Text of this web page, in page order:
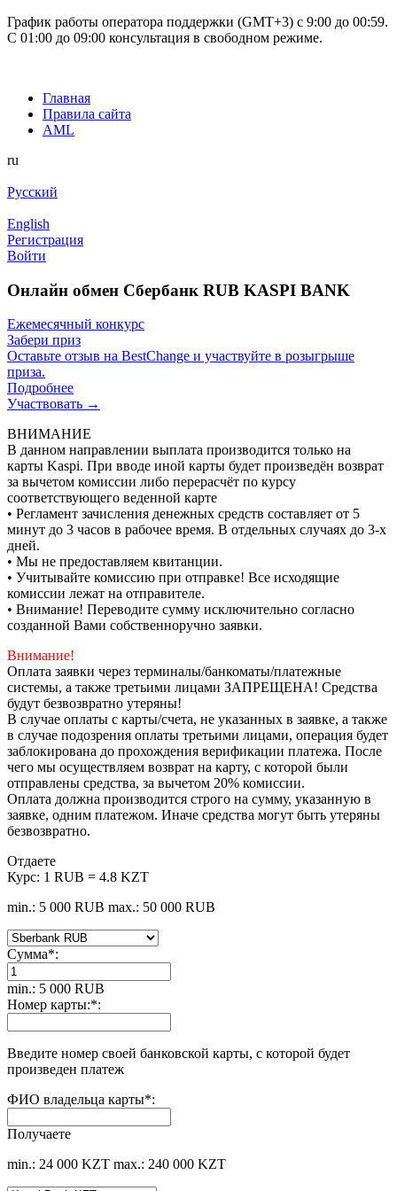
График работы оператора поддержки (GMT+3) c 9:00 до 00:59.
С 01:00 до 09:00 консультация в свободном режиме.
Главная
Правила сайта
AML
ru
Русский
English
Регистрация
Войти
Онлайн обмен Сбербанк RUB KASPI BANK
Ежемесячный конкурс
Забери приз
Оставьте отзыв на BestChange и участвуйте в розыгрыше
приза.
Подробнее
Участвовать →
ВНИМАНИЕ
В данном направлении выплата производится только на
карты Kaspi. При вводе иной карты будет произведён возврат
за вычетом комиссии либо перерасчёт по курсу
соответствующего веденной карте
• Регламент зачисления денежных средств составляет от 5
минут до 3 часов в рабочее время. В отдельных случаях до 3-х
дней.
• Мы не предоставляем квитанции.
• Учитывайте комиссию при отправке! Все исходящие
комиссии лежат на отправителе.
• Внимание! Переводите сумму исключительно согласно
созданной Вами собственноручно заявки.
Внимание!
Оплата заявки через терминалы/банкоматы/платежные
системы, а также третьими лицами ЗАПРЕЩЕНА! Средства
будут безвозвратно утеряны!
В случае оплаты с карты/счета, не указанных в заявке, а также
в случае подозрения оплаты третьими лицами, операция будет
заблокирована до прохождения верификации платежа. После
чего мы осуществляем возврат на карту, с которой были
отправлены средства, за вычетом 20% комиссии.
Оплата должна производится строго на сумму, указанную в
заявке, одним платежом. Иначе средства могут быть утеряны
безвозвратно.
Отдаете
Курс: 1 RUB = 4.8 KZT
min.: 5 000 RUB max.: 50 000 RUB
Сумма*:
min.: 5 000 RUB
Номер карты:*:
Введите номер своей банковской карты, с которой будет
произведен платеж
ФИО владельца карты*:
Получаете
min.: 24 000 KZT max.: 240 000 KZT